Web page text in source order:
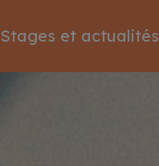
Stages et actualités